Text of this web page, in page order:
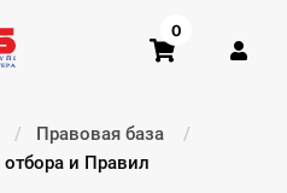
0
Правовая база
и Правил